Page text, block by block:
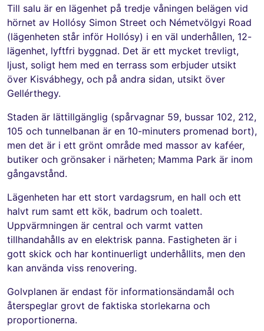
Till salu är en lägenhet på tredje våningen belägen vid
hörnet av Hollósy Simon Street och Németvölgyi Road
(lägenheten står inför Hollósy) i en väl underhållen, 12-
lägenhet, lyftfri byggnad. Det är ett mycket trevligt,
ljust, soligt hem med en terrass som erbjuder utsikt
över Kisvábhegy, och på andra sidan, utsikt över
Gellérthegy.
Staden är lättillgänglig (spårvagnar 59, bussar 102, 212,
105 och tunnelbanan är en 10-minuters promenad bort),
men det är i ett grönt område med massor av kaféer,
butiker och grönsaker i närheten; Mamma Park är inom
gångavstånd.
Lägenheten har ett stort vardagsrum, en hall och ett
halvt rum samt ett kök, badrum och toalett.
Uppvärmningen är central och varmt vatten
tillhandahålls av en elektrisk panna. Fastigheten är i
gott skick och har kontinuerligt underhållits, men den
kan använda viss renovering.
Golvplanen är endast för informationsändamål och
återspeglar grovt de faktiska storlekarna och
proportionerna.